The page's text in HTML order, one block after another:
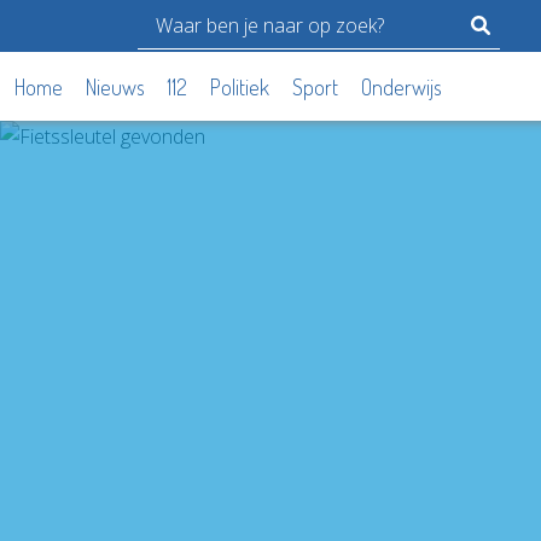
Home Nieuws 112 Politiek Sport Onderwijs